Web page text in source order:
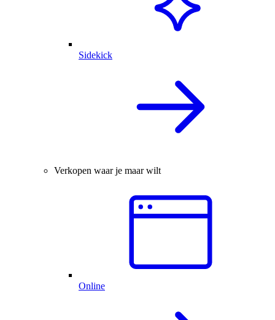
Sidekick
Verkopen waar je maar wilt
Online